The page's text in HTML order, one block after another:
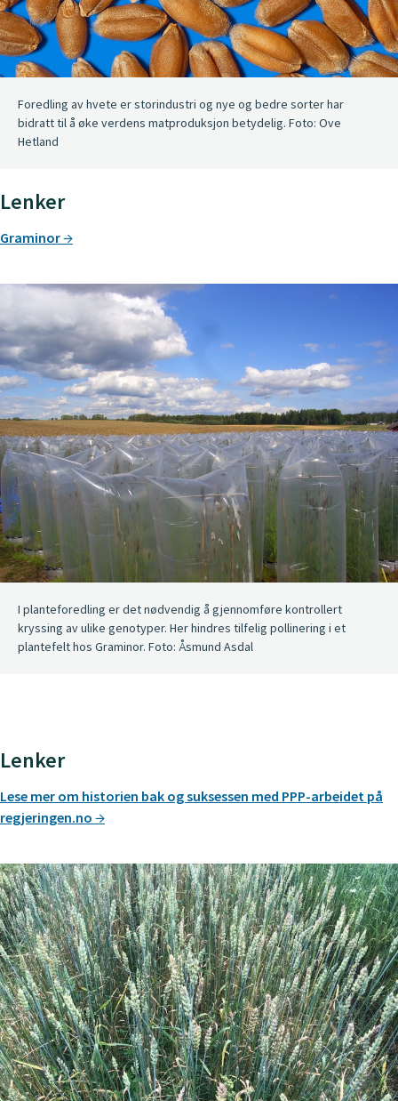
Foredling av hvete er storindustri og nye og bedre sorter har
bidratt til å øke verdens matproduksjon betydelig. Foto: Ove
Hetland
Lenker
Graminor
I planteforedling er det nødvendig å gjennomføre kontrollert
kryssing av ulike genotyper. Her hindres tilfelig pollinering i et
plantefelt hos Graminor. Foto: Åsmund Asdal
Lenker
Lese mer om historien bak og suksessen med PPP-arbeidet på
regjeringen.no